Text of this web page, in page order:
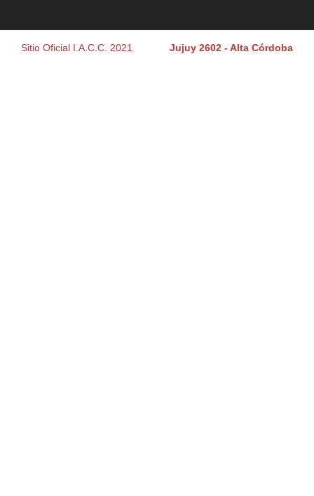
Sitio Oficial I.A.C.C. 2021 Jujuy 2602 - Alta Córdoba